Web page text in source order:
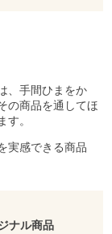
、手間ひまをか
の商品を通してほ
す。
実感できる商品
ナル商品